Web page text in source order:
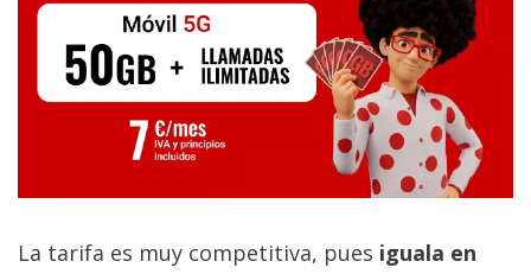
La tarifa es muy competitiva, pues iguala en